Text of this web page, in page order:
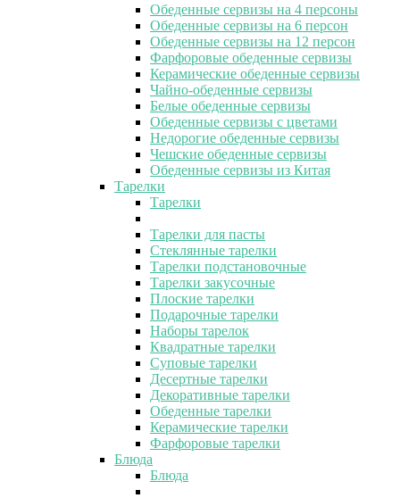
Обеденные сервизы на 4 персоны
Обеденные сервизы на 6 персон
Обеденные сервизы на 12 персон
Фарфоровые обеденные сервизы
Керамические обеденные сервизы
Чайно-обеденные сервизы
Белые обеденные сервизы
Обеденные сервизы с цветами
Недорогие обеденные сервизы
Чешские обеденные сервизы
Обеденные сервизы из Китая
Тарелки
Тарелки
Тарелки для пасты
Стеклянные тарелки
Тарелки подстановочные
Тарелки закусочные
Плоские тарелки
Подарочные тарелки
Наборы тарелок
Квадратные тарелки
Суповые тарелки
Десертные тарелки
Декоративные тарелки
Обеденные тарелки
Керамические тарелки
Фарфоровые тарелки
Блюда
Блюда